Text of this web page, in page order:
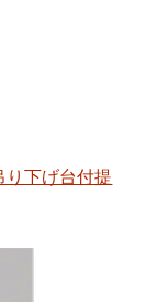
下げ台付提